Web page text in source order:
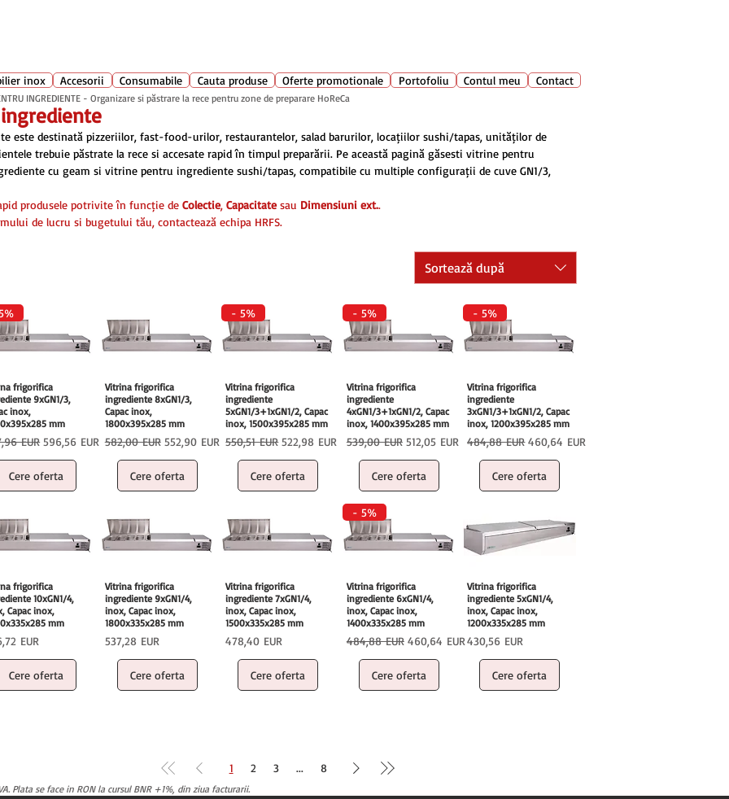
INGREDIENTE - Organizare și păstrare la rece pentru zone de preparare HoReCa
este destinată pizzeriilor, fast-food-urilor, restaurantelor, salad barurilor, locațiilor sushi/tapas, unităților de
trebuie păstrate la rece și accesate rapid în timpul preparării. Pe această pagină găsești vitrine pentru
cu geam și vitrine pentru ingrediente sushi/tapas, compatibile cu multiple configurații de cuve GN1/3,
produsele potrivite în funcție de Colectie, Capacitatesau Dimensiuni ext..
de lucru și bugetului tău, contactează echipa HRFS.
Sortează după
frigorifica
9xGN1/3,
inox,
mm
normal
EUR Preț redus
596,56 EUR
Cere oferta
Vitrina frigorifica
ingrediente 8xGN1/3,
Capac inox,
1800x395x285 mm
Preț normal
582,00 EUR Preț redus
552,90 EUR
Cere oferta
- 5%
Vitrina frigorifica
ingrediente
5xGN1/3+1xGN1/2, Capac
inox, 1500x395x285 mm
Preț normal
550,51 EUR Preț redus
522,98 EUR
Cere oferta
- 5%
Vitrina frigorifica
ingrediente
4xGN1/3+1xGN1/2, Capac
inox, 1400x395x285 mm
Preț normal
539,00 EUR Preț redus
512,05 EUR
Cere oferta
- 5%
Vitrina frigorifica
ingrediente
3xGN1/3+1xGN1/2, Capac
inox, 1200x395x285 mm
Preț normal
484,88 EUR Preț redus
460,64 EUR
Cere oferta
frigorifica
10xGN1/4,
Capac inox,
mm
EUR
Cere oferta
Vitrina frigorifica
ingrediente 9xGN1/4,
inox, Capac inox,
1800x335x285 mm
Preț
537,28 EUR
Cere oferta
Vitrina frigorifica
ingrediente 7xGN1/4,
inox, Capac inox,
1500x335x285 mm
Preț
478,40 EUR
Cere oferta
- 5%
Vitrina frigorifica
ingrediente 6xGN1/4,
inox, Capac inox,
1400x335x285 mm
Preț normal
484,88 EUR Preț redus
460,64 EUR
Cere oferta
Vitrina frigorifica
ingrediente 5xGN1/4,
inox, Capac inox,
1200x335x285 mm
Preț
430,56 EUR
Cere oferta
1 2 3 ... 8
Plata se face in RON la cursul BNR +1%, din ziua facturarii.
inox Accesorii Consumabile Cauta produse Oferte promotionale Portofoliu Contul meu Contact